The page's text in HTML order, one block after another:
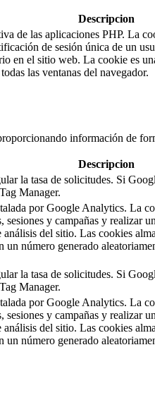
Descripcion
de las aplicaciones PHP. La
de sesión única de un
en el sitio web. La cookie es
las ventanas del navegador.
información de
Descripcion
la tasa de solicitudes. Si
Manager.
por Google Analytics. La
sesiones y campañas y realizar
análisis del sitio. Las cookies
un número generado
la tasa de solicitudes. Si
Manager.
por Google Analytics. La
sesiones y campañas y realizar
análisis del sitio. Las cookies
un número generado